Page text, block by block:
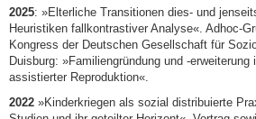
2025: »Elterliche Transitionen dies- und
Heuristiken fallkontrastiver Analyse«. Adhoc-
Kongress der Deutschen Gesellschaft für
Duisburg: »Familiengründung und -
assistierter Reproduktion«.
2022 »Kinderkriegen als sozial distribuierte